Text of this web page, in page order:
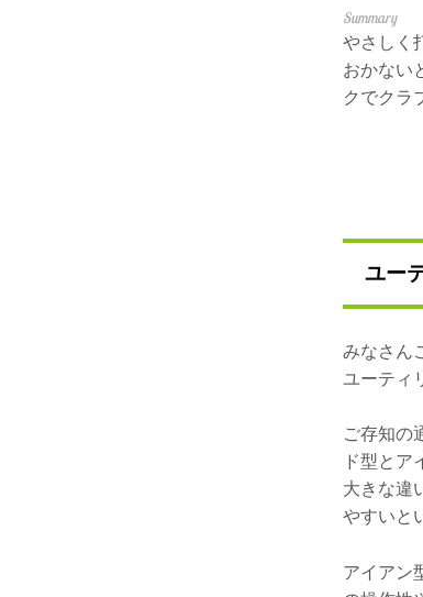
やさしく
おかない
クでクラ
ユー
みなさん
ユーティ
ご存知の
ド型と
大きな違
やすいと
アイアン